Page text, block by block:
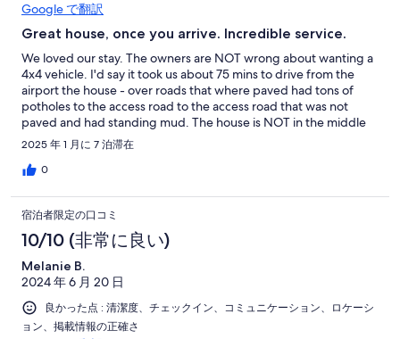
Google で翻訳
Great house, once you arrive. Incredible service.
We loved our stay. The owners are NOT wrong about wanting a
4x4 vehicle. I'd say it took us about 75 mins to drive from the
airport the house - over roads that where paved had tons of
potholes to the access road to the access road that was not
paved and had standing mud. The house is NOT in the middle
of a neighborhood. No real close options for shopping. We only
ate one meal away from the house - on a trip with TyTy (more on
him later). The house was awesome. The private pool was a
you should be aware of - none of which ruined any of the fun we
had. The power went out for about 20 hours. The power
company was on it & the owners were in great communication
about timing. The internet at the house was not what you might
be accustomed to in the US. But we were able to stream some
TV providers in the evening and the wi-fi helped immensely
with getting basic text messages sent/received. The house
does charge for electricity separately - due to the massive
expense of it. We operated the a/c while we slept - the entire
2025 年 1 月に 7 泊滞在
0
宿泊者限定の口コミ
10/10 (非常に良い)
Melanie B.
2024 年 6 月 20 日
良かった点 : 清潔度、チェックイン、コミュニケーション、ロケーシ
ョン、掲載情報の正確さ